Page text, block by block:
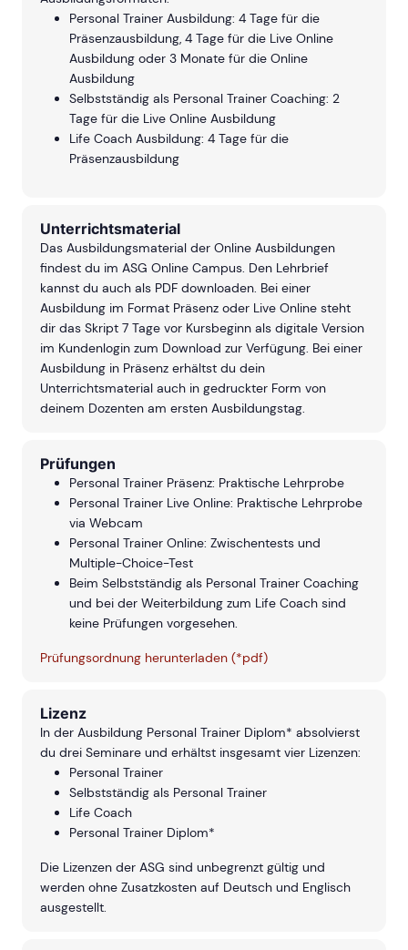
Personal Trainer Ausbildung: 4 Tage für die
Präsenzausbildung, 4 Tage für die Live Online
Ausbildung oder 3 Monate für die Online
Ausbildung
Selbstständig als Personal Trainer Coaching: 2
Tage für die Live Online Ausbildung
Life Coach Ausbildung: 4 Tage für die
Präsenzausbildung
Unterrichtsmaterial
Das Ausbildungsmaterial der Online Ausbildungen
findest du im ASG Online Campus. Den Lehrbrief
kannst du auch als PDF downloaden. Bei einer
Ausbildung im Format Präsenz oder Live Online steht
dir das Skript 7 Tage vor Kursbeginn als digitale Version
im Kundenlogin zum Download zur Verfügung. Bei einer
Ausbildung in Präsenz erhältst du dein
Unterrichtsmaterial auch in gedruckter Form von
deinem Dozenten am ersten Ausbildungstag.
Prüfungen
Personal Trainer Präsenz: Praktische Lehrprobe
Personal Trainer Live Online: Praktische Lehrprobe
via Webcam
Personal Trainer Online: Zwischentests und
Multiple-Choice-Test
Beim Selbstständig als Personal Trainer Coaching
und bei der Weiterbildung zum Life Coach sind
keine Prüfungen vorgesehen.
Prüfungsordnung herunterladen (*pdf)
Lizenz
In der Ausbildung Personal Trainer Diplom* absolvierst
du drei Seminare und erhältst insgesamt vier Lizenzen:
Personal Trainer
Selbstständig als Personal Trainer
Life Coach
Personal Trainer Diplom*
Die Lizenzen der ASG sind unbegrenzt gültig und
werden ohne Zusatzkosten auf Deutsch und Englisch
ausgestellt.